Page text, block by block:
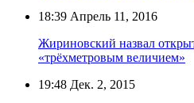
18:39 Апрель 11, 2016
Жириновский назвал
«трёхметровым величием»
19:48 Дек. 2, 2015